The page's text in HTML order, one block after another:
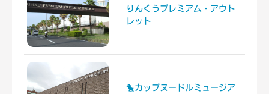
りんくうプレミアム・アウト
レット
🐤カップヌードルミュージア